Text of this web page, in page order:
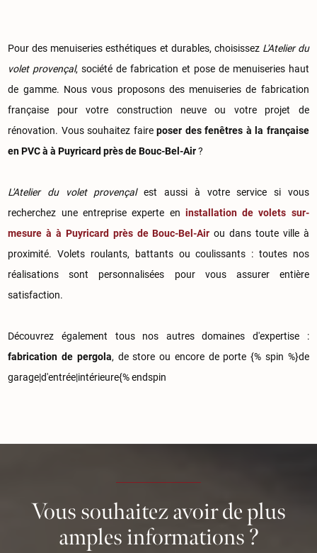
Pour des menuiseries esthétiques et durables, choisissez L'Atelier du
volet provençal, société de fabrication et pose de menuiseries haut
de gamme. Nous vous proposons des menuiseries de fabrication
française pour votre construction neuve ou votre projet de
rénovation. Vous souhaitez faireposer des fenêtres à la française
en PVC à à Puyricard près de Bouc-Bel-Air?
L'Atelier du volet provençalest aussi à votre service si vous
recherchez une entreprise experte en installation de volets sur-
mesure à à Puyricard près de Bouc-Bel-Air ou dans toute ville à
proximité. Volets roulants, battants ou coulissants : toutes nos
réalisations sont personnalisées pour vous assurer entière
satisfaction.
Découvrez également tous nos autres domaines d'expertise :
fabrication de pergola, de store ou encore de porte {% spin %}de
garage|d'entrée|intérieure{% endspin
Vous souhaitez avoir de plus
amples informations ?